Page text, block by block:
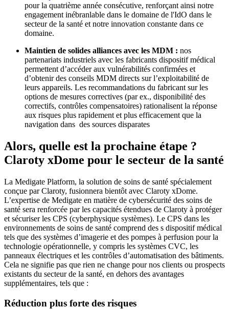
pour la quatrième année consécutive, renforçant ainsi notre
engagement inébranlable dans le domaine de l'IdO dans le
secteur de la santé et notre innovation constante dans ce
domaine.
Maintien de solides alliances avec les MDM : nos
partenariats industriels avec les fabricants dispositif médical
permettent d’accéder aux vulnérabilités confirmées et
d’obtenir des conseils MDM directs sur l’exploitabilité de
leurs appareils. Les recommandations du fabricant sur les
options de mesures correctives (par ex., disponibilité des
correctifs, contrôles compensatoires) rationalisent la réponse
aux risques plus rapidement et plus efficacement que la
navigation dans des sources disparates
Alors, quelle est la prochaine étape ?
Claroty xDome pour le secteur de la santé
La Medigate Platform, la solution de soins de santé spécialement
conçue par Claroty, fusionnera bientôt avec Claroty xDome.
L’expertise de Medigate en matière de cybersécurité des soins de
santé sera renforcée par les capacités étendues de Claroty à protéger
et sécuriser les CPS (cyberphysique systèmes). Le CPS dans les
environnements de soins de santé comprend des s dispositif médical
tels que des systèmes d’imagerie et des pompes à perfusion pour la
technologie opérationnelle, y compris les systèmes CVC, les
panneaux électriques et les contrôles d’automatisation des bâtiments.
Cela ne signifie pas que rien ne change pour nos clients ou prospects
existants du secteur de la santé, en dehors des avantages
supplémentaires, tels que :
Réduction plus forte des risques